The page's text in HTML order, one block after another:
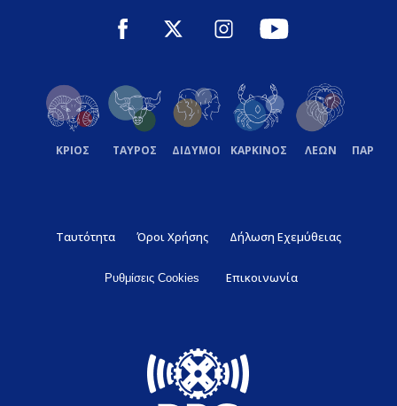
ΚΡΙΟΣ ΤΑΥΡΟΣ ΔΙΔΥΜΟΙ ΚΑΡΚΙΝΟΣ ΛΕΩΝ
Ταυτότητα Όροι Χρήσης Δήλωση Εχεμύθειας
Ρυθμίσεις Cookies Επικοινωνία